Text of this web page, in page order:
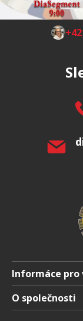
Informáce pro
Doprava a platba
Obchodní
O společnosti